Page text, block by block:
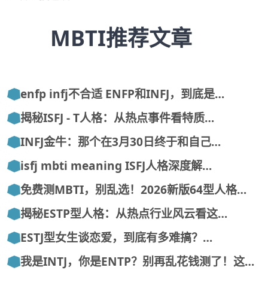
MBTI推荐文章
enfp infj不合适 ENFP和INFJ，到底是…
揭秘ISFJ - T人格：从热点事件看特质…
INFJ金牛：那个在3月30日终于和自己…
isfj mbti meaning ISFJ人格深度解…
免费测MBTI，别乱选！2026新版64型人格…
揭秘ESTP型人格：从热点行业风云看这…
ESTJ型女生谈恋爱，到底有多难搞？…
我是INTJ，你是ENTP？别再乱花钱测了！这…